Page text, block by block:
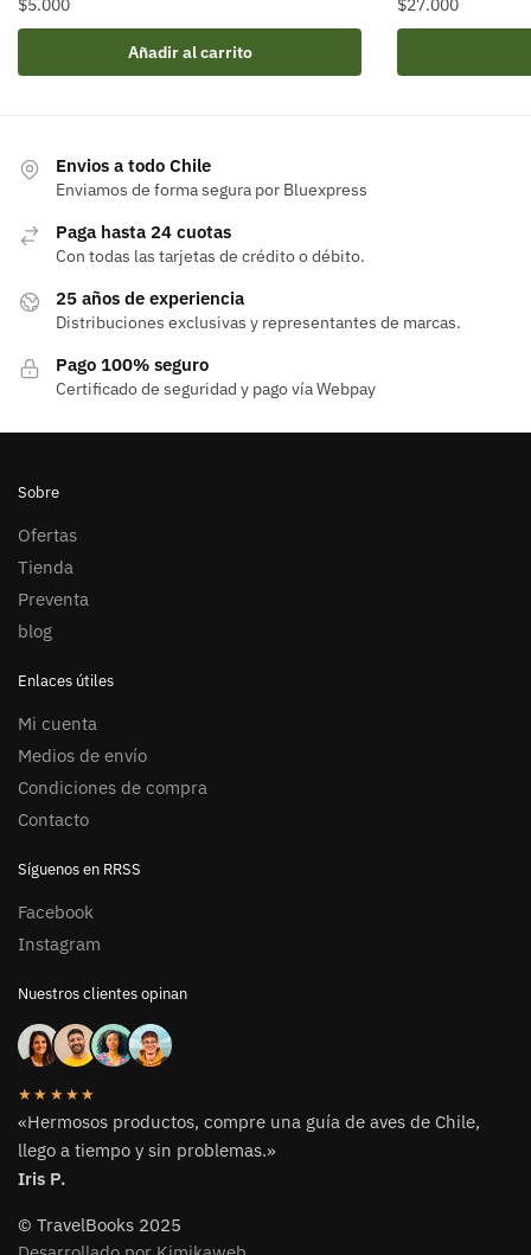
$5.000
Añadir al carrito
$27.000
Envios a todo Chile
Enviamos de forma segura por Bluexpress
Paga hasta 24 cuotas
Con todas las tarjetas de crédito o débito.
25 años de experiencia
Distribuciones exclusivas y representantes de marcas.
Pago 100% seguro
Certificado de seguridad y pago vía Webpay
Sobre
Ofertas
Tienda
Preventa
blog
Enlaces útiles
Mi cuenta
Medios de envío
Condiciones de compra
Contacto
Síguenos en RRSS
Facebook
Instagram
Nuestros clientes opinan
★★★★★
«Hermosos productos, compre una guía de aves de Chile,
llego a tiempo y sin problemas.»
Iris P.
© TravelBooks 2025